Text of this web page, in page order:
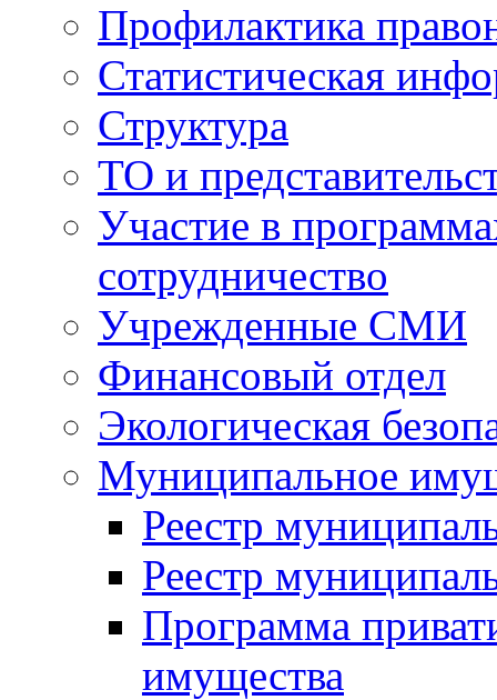
Профилактика
Статистическая
Структура
ТО и
Участие в
сотрудничество
Учрежденные СМИ
Финансовый отдел
Экологическая
Муниципальное
Реестр
Реестр
Программа
имущества